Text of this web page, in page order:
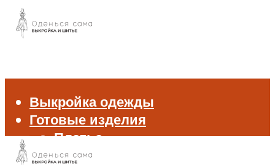
Выкройка одежды
Готовые изделия
Платье
Брюки